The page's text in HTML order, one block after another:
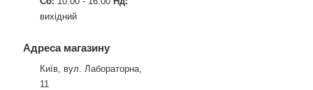
вихідний
Адреса магазину
Київ, вул. Лабораторна,
11